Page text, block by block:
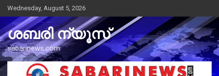
Skip
to
content
Wednesday, August 5, 2026
ശബരി ന്യൂസ്
sabarinews.com